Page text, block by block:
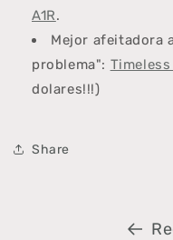
A1R.
Mejor afeitadora
problema":
dolares!!!)
Share